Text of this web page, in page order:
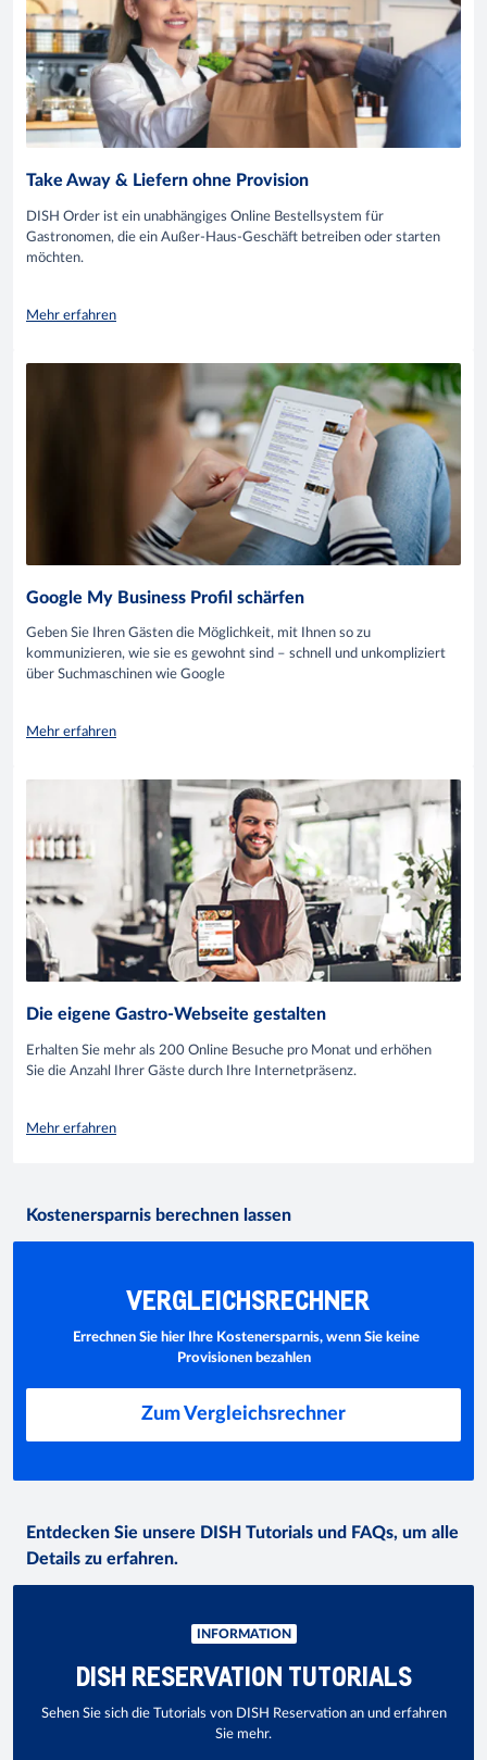
Take Away & Liefern ohne Provision
DISH Order ist ein unabhängiges Online Bestellsystem für
Gastronomen, die ein Außer-Haus-Geschäft betreiben oder starten
möchten.
Mehr erfahren
Google My Business Profil schärfen
Geben Sie Ihren Gästen die Möglichkeit, mit Ihnen so zu
kommunizieren, wie sie es gewohnt sind – schnell und unkompliziert
über Suchmaschinen wie Google
Mehr erfahren
Die eigene Gastro-Webseite gestalten
Erhalten Sie mehr als 200 Online Besuche pro Monat und erhöhen
Sie die Anzahl Ihrer Gäste durch Ihre Internetpräsenz.
Mehr erfahren
Kostenersparnis berechnen lassen
VERGLEICHSRECHNER
Errechnen Sie hier Ihre Kostenersparnis, wenn Sie keine
Provisionen bezahlen
Zum Vergleichsrechner
Entdecken Sie unsere DISH Tutorials und FAQs, um alle
Details zu erfahren.
INFORMATION
DISH RESERVATION TUTORIALS
Sehen Sie sich die Tutorials von DISH Reservation an und erfahren
Sie mehr.